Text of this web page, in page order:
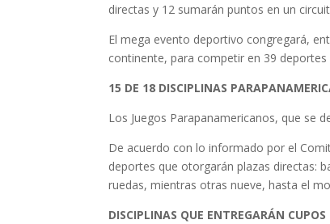
directas y 12 sumarán puntos en un
El mega evento deportivo congregará,
continente, para competir en 39
15 DE 18 DISCIPLINAS
Los Juegos Parapanamericanos, que se
De acuerdo con lo informado por el
deportes que otorgarán plazas directas:
ruedas, mientras otras nueve, hasta el
DISCIPLINAS QUE ENTREGARÁN